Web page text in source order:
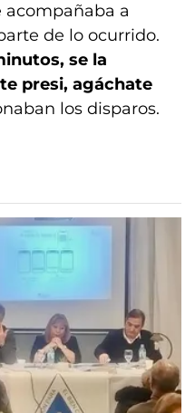
a
de lo ocurrido.
se la
presi, agáchate
los disparos.